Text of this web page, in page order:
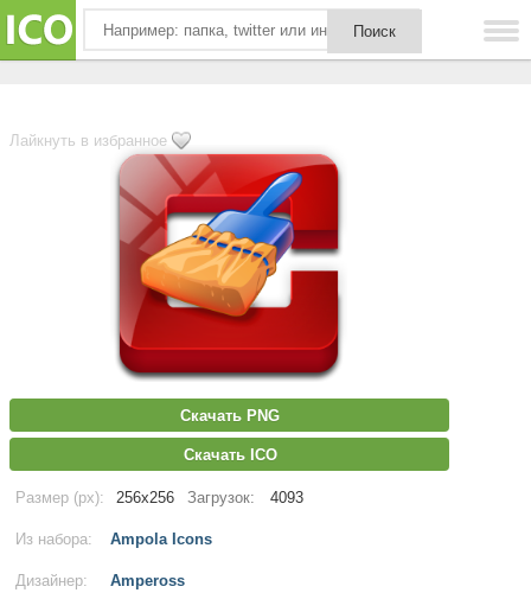
Лайкнуть в избранное
Скачать PNG
Скачать ICO
Размер (px): 256x256 Загрузок: 4093
Из набора: Ampola Icons
Дизайнер: Ampeross